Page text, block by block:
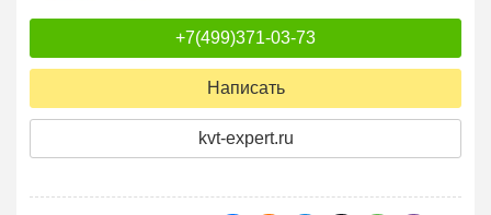
+7(499)371-03-73
Написать
kvt-expert.ru